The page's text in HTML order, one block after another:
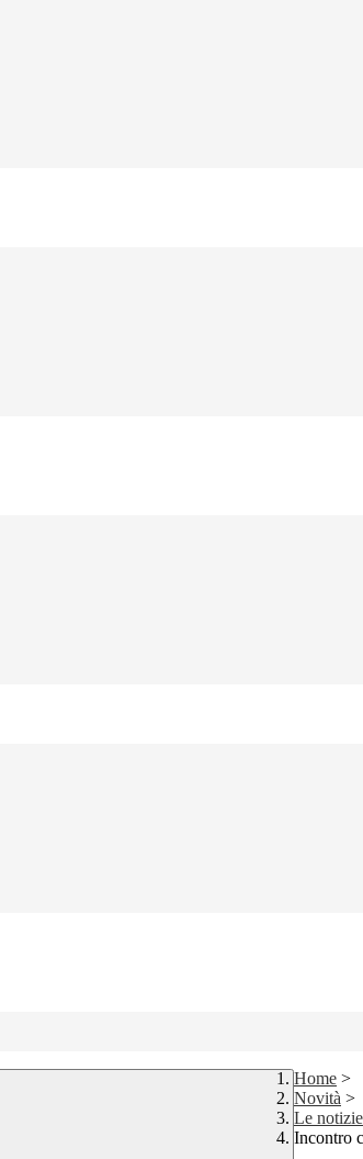
Home >
Novità >
Le notizie
Incontro